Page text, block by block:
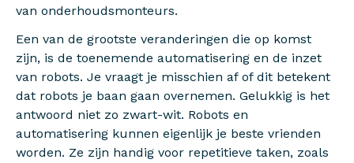
van onderhoudsmonteurs.
Een van de grootste veranderingen die op komst
zijn, is de toenemende automatisering en de inzet
van robots. Je vraagt je misschien af of dit betekent
dat robots je baan gaan overnemen. Gelukkig is het
antwoord niet zo zwart-wit. Robots en
automatisering kunnen eigenlijk je beste vrienden
worden. Ze zijn handig voor repetitieve taken, zoals